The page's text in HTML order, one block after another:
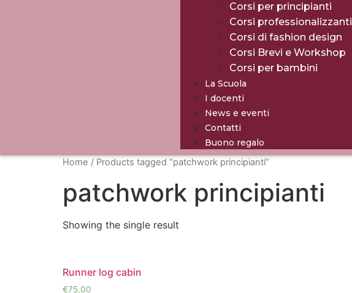
Corsi per principianti
Corsi professionalizzanti
Corsi di fashion design
Corsi Brevi e Workshop
Corsi per bambini
La Scuola
I docenti
News e eventi
Contatti
Buono regalo
Home / Products tagged “patchwork principianti”
patchwork principianti
Showing the single result
Runner log cabin
€75,00